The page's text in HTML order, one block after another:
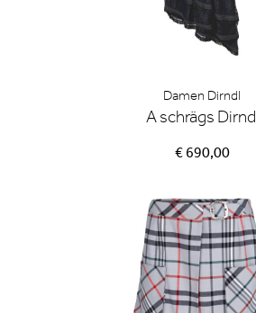
Damen Dirndl
A schrägs
€ 690,00